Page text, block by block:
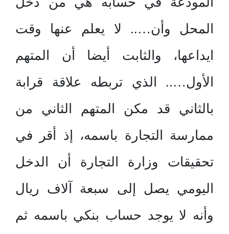
المحل وأن….. لا يعلم عنها وقت
ايداعها، والثابت أيضا أن المتهم
الأول….. الذي تربطه علاقة قرابة
بالثاني قد مكن المتهم الثاني من
ممارسة التجارة باسمه، إذ أقر في
تحقيقات وزارة التجارة أن الدخل
اليومي يصل إلى سبعة آلاف ريال
وأنه لا يوجد حساب بنكي باسمه ثم